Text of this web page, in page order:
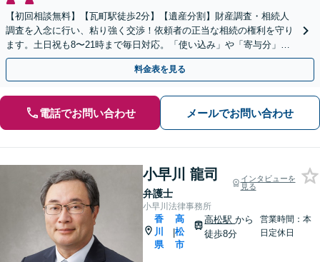
【初回相談無料】【瓦町駅徒歩2分】【遺産分割】財産調査・相続人
調査を入念に行い、粘り強く交渉！依頼者の正当な相続の権利を守り
ます。土日祝も8〜21時まで毎日対応。「使い込み」や「寄与分」の
調査もお任せください！【遺言書作成や相続放棄も対応】
料金表を見る
電話でお問い合わせ メールでお問い合わせ
小早川 龍司
弁護士
インタビューを
見る
小早川法律事務所
香
川
県
|
高
松
市
高松駅から
徒歩8分
営業時間：本
日定休日